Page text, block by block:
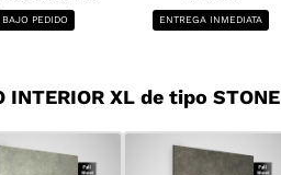
BAJO PEDIDO ENTREGA INMEDIATA
XL de tipo STONE